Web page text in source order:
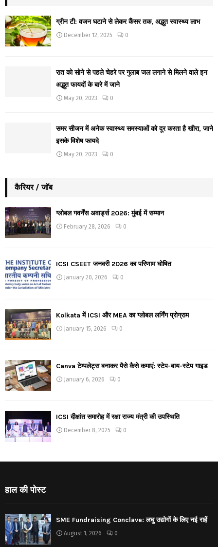
ग्रीन टी: वजन घटाने से लेकर कैंसर तक, अद्भुत स्वास्थ्य लाभ
December 12, 2025 0
रात को सोने से पहले चेहरे पर गुलाब जल लगाने से मिलने वाले इन
अद्भुत फायदों के बारे में जाने
May 20, 2023 0
समर सीजन में अनेक स्वास्थ्य समस्याओं को दूर करता है खीरा, जाने
इसके विशेष फायदे
May 20, 2023 0
कैरियर / जॉब
ग्लोबल गवर्नेंस अवार्ड्स 2026: मुंबई में सम्मान
February 28, 2026 0
ICSI CSEET जनवरी 2026 का परिणाम घोषित
January 20, 2026 0
Kolkata में ICSI और MEA का ग्लोबल लर्निंग प्रोग्राम
January 15, 2026 0
Canva टेम्पलेट्स बनाकर पैसे कैसे कमाएं: स्टेप-बाय-स्टेप गाइड
January 6, 2026 0
ICSI दीक्षांत समारोह में रक्षा राज्य मंत्री की उपस्थिति
December 8, 2025 0
हाल की पोस्ट
SME Fundraising Conclave: लघु उद्योगों के लिए नई राहें
August 1, 2026 0